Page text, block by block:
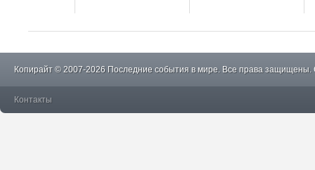
Копирайт © 2007-2026 Последние события в мире. Все права защищены.
Контакты